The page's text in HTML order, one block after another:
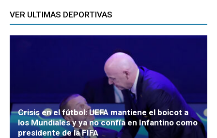
VER ULTIMAS DEPORTIVAS
Crisis en el fútbol: UEFA mantiene el boicot a
los Mundiales y ya no confía en Infantino como
presidente de la FIFA